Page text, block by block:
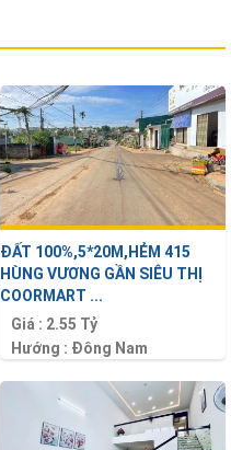
ĐẤT 100%,5*20M,HẺM 415
HÙNG VƯƠNG GẦN SIÊU THỊ
COORMART ...
Giá : 2.55 Tỷ
Hướng : Đông Nam